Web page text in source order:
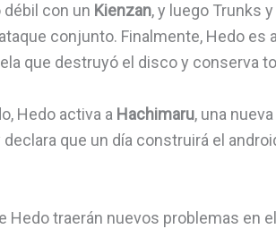
con un Kienzan, y luego Trunks
conjunto. Finalmente, Hedo
que destruyó el disco y conserva
Hedo activa a Hachimaru, una
declara que un día construirá el
Hedo traerán nuevos problemas en